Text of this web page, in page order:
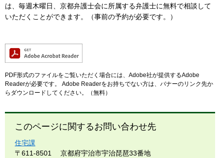
は、毎週木曜日、京都弁護士会に所属する弁護士に無料で相談して
いただくことができます。（事前の予約が必要です。）
PDF形式のファイルをご覧いただく場合には、Adobe社が提供するAdobe
Readerが必要です。
Adobe Readerをお持ちでない方は、バナーのリンク先か
らダウンロードしてください。（無料）
このページに関するお問い合わせ先
住宅課
〒611-8501
京都府宇治市宇治琵琶33番地